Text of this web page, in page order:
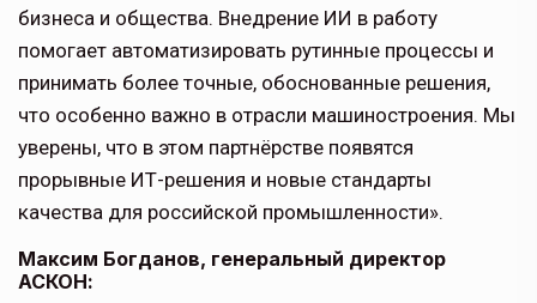
бизнеса и общества. Внедрение ИИ в работу
помогает автоматизировать рутинные процессы и
принимать более точные, обоснованные решения,
что особенно важно в отрасли машиностроения. Мы
уверены, что в этом партнёрстве появятся
прорывные ИТ-решения и новые стандарты
качества для российской промышленности».
Максим Богданов, генеральный директор
АСКОН: